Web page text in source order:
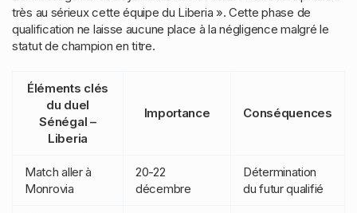
très au sérieux cette équipe du Liberia ». Cette phase de
qualification ne laisse aucune place à la négligence malgré le
statut de champion en titre.
Éléments clés
du duel
Sénégal –
Liberia
Importance Conséquences
Match aller à
Monrovia
20-22
décembre
Détermination
du futur qualifié